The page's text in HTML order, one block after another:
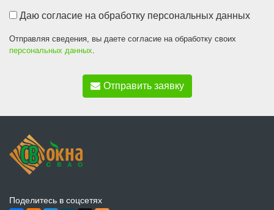
Даю согласие на обработку персональных данных
Отправляя сведения, вы даете согласие на обработку своих
персональных данных
Отправить заявку
Поделитесь в соцсетях